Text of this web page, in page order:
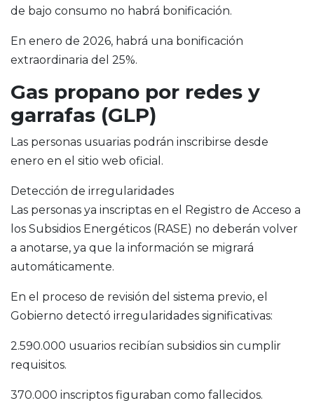
de bajo consumo no habrá bonificación.
En enero de 2026, habrá una bonificación
extraordinaria del 25%.
Gas propano por redes y
garrafas (GLP)
Las personas usuarias podrán inscribirse desde
enero en el sitio web oficial.
Detección de irregularidades
Las personas ya inscriptas en el Registro de Acceso a
los Subsidios Energéticos (RASE) no deberán volver
a anotarse, ya que la información se migrará
automáticamente.
En el proceso de revisión del sistema previo, el
Gobierno detectó irregularidades significativas:
2.590.000 usuarios recibían subsidios sin cumplir
requisitos.
370.000 inscriptos figuraban como fallecidos.